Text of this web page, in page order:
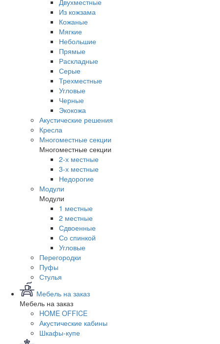
Двухместные
Из кожзама
Кожаные
Мягкие
Небольшие
Прямые
Раскладные
Серые
Трехместные
Угловые
Черные
Экокожа
Акустические решения
Кресла
Многоместные секции
Многоместные секции
2-х местные
3-х местные
Недорогие
Модули
Модули
1 местные
2 местные
Сдвоенные
Со спинкой
Угловые
Перегородки
Пуфы
Стулья
Мебель на заказ
Мебель на заказ
HOME OFFICE
Акустические кабины
Шкафы-купе